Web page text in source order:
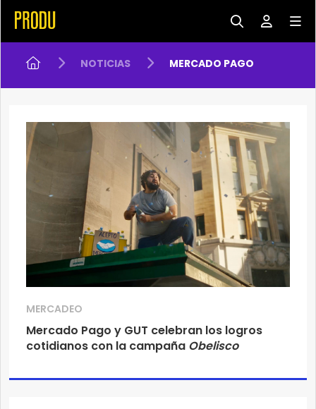
NOTICIAS MERCADO PAGO
MERCADEO
Mercado Pago y GUT celebran los logros
cotidianos con la campaña Obelisco